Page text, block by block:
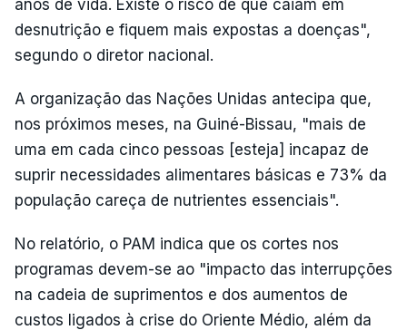
anos de vida. Existe o risco de que caiam em
desnutrição e fiquem mais expostas a doenças",
segundo o diretor nacional.
A organização das Nações Unidas antecipa que,
nos próximos meses, na Guiné-Bissau, "mais de
uma em cada cinco pessoas [esteja] incapaz de
suprir necessidades alimentares básicas e 73% da
população careça de nutrientes essenciais".
No relatório, o PAM indica que os cortes nos
programas devem-se ao "impacto das interrupções
na cadeia de suprimentos e dos aumentos de
custos ligados à crise do Oriente Médio, além da